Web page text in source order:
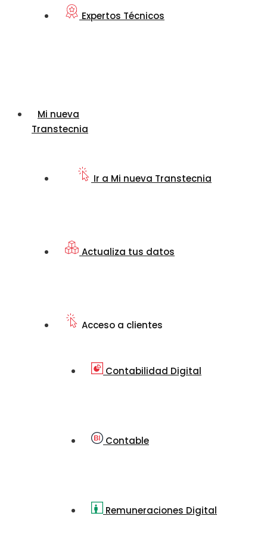
Expertos Técnicos
Mi nueva
Transtecnia
Ir a Mi nueva Transtecnia
Actualiza tus datos
Acceso a clientes
Contabilidad Digital
Contable
Remuneraciones Digital